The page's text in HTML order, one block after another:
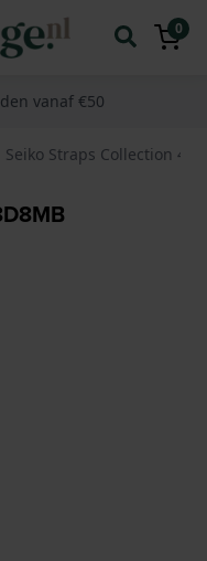
0
vanaf €50
Seiko Straps Collection